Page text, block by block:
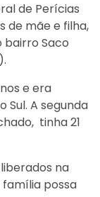
de Perícias
de mãe e filha,
Saco
e era
Sul. A segunda
tinha 21
na
possa